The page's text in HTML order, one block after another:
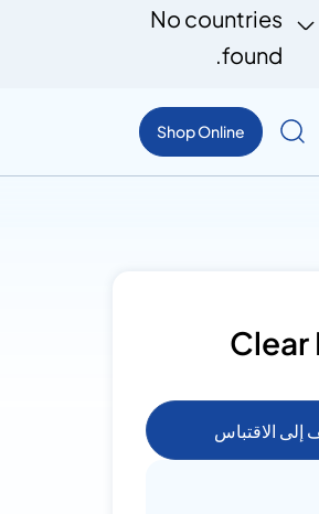
No countries
found.
Shop Online
Clear
الاقتباس